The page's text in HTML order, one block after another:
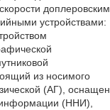
доплеровским
устройствами:
из носимого
(АГ), оснащен
(ННИ),